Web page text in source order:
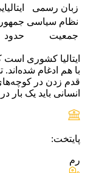
زبان رسمی
نظام سیاسی
جمعیت
حدود ۶۰ میلیون نفر
ایتالیا کشوری
با هم ادغام
قدم زدن در
انسانی باید یک
پایتخت:
رم